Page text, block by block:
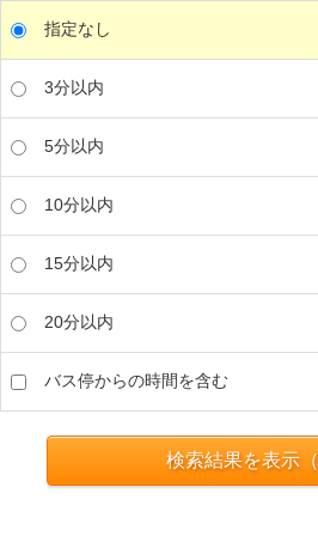
指定なし
3分以内
5分以内
10分以内
15分以内
20分以内
バス停からの時間を含む
検索結果を表示（